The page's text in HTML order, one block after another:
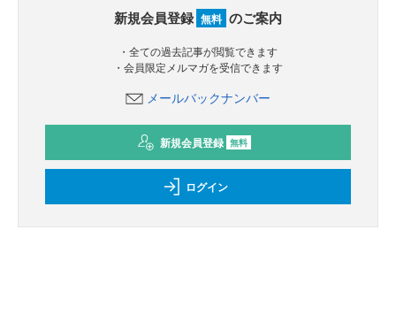
新規会員登録 無料 のご案内
・全ての過去記事が閲覧できます
・会員限定メルマガを受信できます
メールバックナンバー
新規会員登録 無料
ログイン